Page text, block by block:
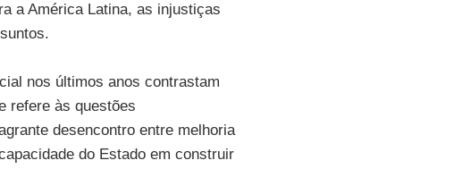
a América Latina, as injustiças
nos últimos anos contrastam
refere às questões
desencontro entre melhoria
do Estado em construir